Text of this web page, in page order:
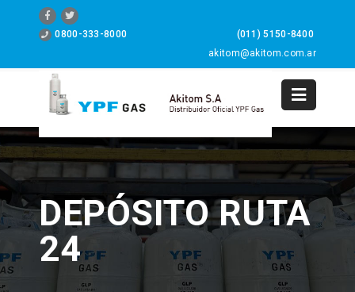
0800-333-8000
(011) 5150-8400
akitom@akitom.com.ar
DEPÓSITO RUTA
24